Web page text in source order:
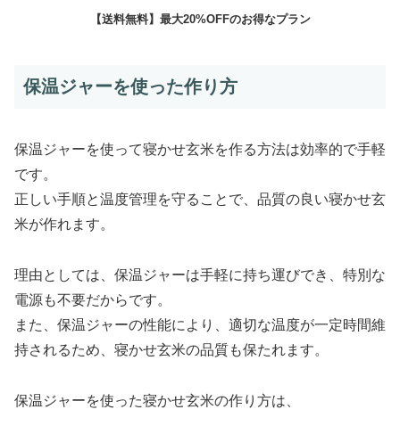
【送料無料】最大20%OFFのお得なプラン
保温ジャーを使った作り方
保温ジャーを使って寝かせ玄米を作る方法は効率的で手軽
です。
正しい手順と温度管理を守ることで、品質の良い寝かせ玄
米が作れます。
理由としては、保温ジャーは手軽に持ち運びでき、特別な
電源も不要だからです。
また、保温ジャーの性能により、適切な温度が一定時間維
持されるため、寝かせ玄米の品質も保たれます。
保温ジャーを使った寝かせ玄米の作り方は、